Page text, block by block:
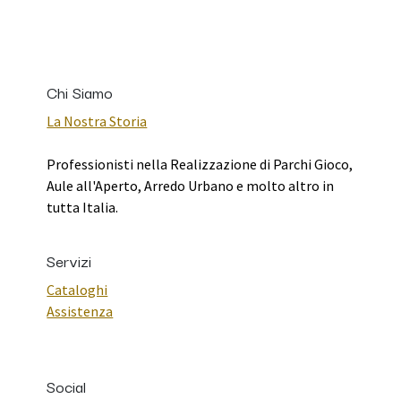
Chi Siamo
La Nostra Storia
Professionisti nella Realizzazione di Parchi Gioco,
Aule all'Aperto, Arredo Urbano e molto altro in
tutta Italia.
Servizi
Cataloghi
Assistenza
Social